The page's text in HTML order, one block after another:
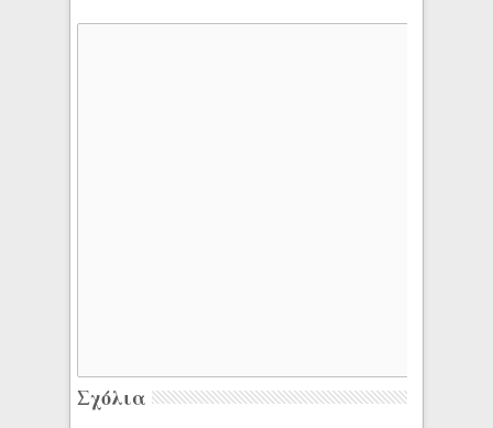
Σχόλια